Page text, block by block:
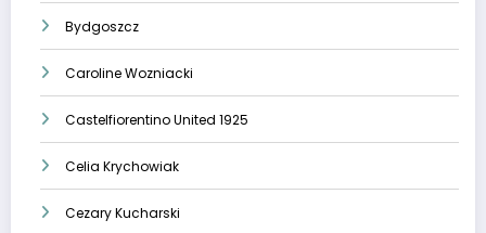
Bydgoszcz
Caroline Wozniacki
Castelfiorentino United 1925
Celia Krychowiak
Cezary Kucharski